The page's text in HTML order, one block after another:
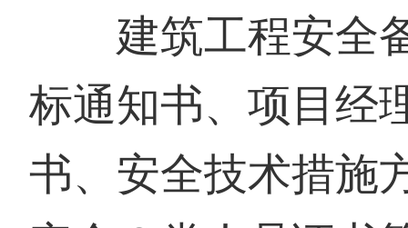
建筑工程安全
标通知书、项目经
书、安全技术措施